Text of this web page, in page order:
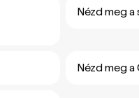
Nézd meg a
Nézd meg a